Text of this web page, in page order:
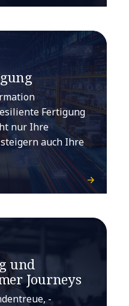
Fertigung
nur Ihre
auch Ihre
und
Journeys
-